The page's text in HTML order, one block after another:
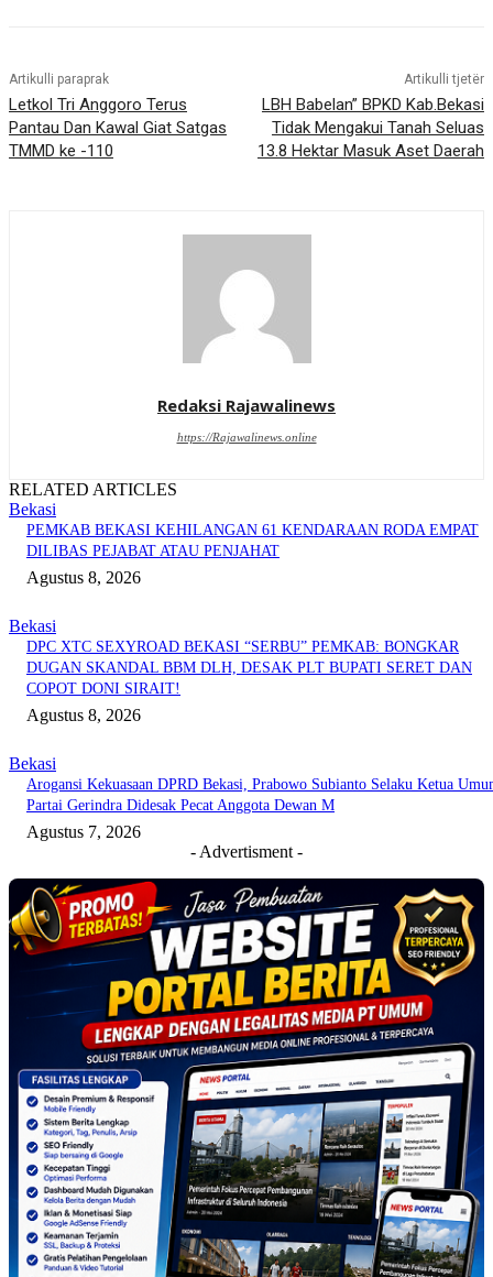
Artikulli paraprak
Letkol Tri Anggoro Terus
Pantau Dan Kawal Giat Satgas
TMMD ke -110
Artikulli tjetër
LBH Babelan” BPKD Kab.Bekasi
Tidak Mengakui Tanah Seluas
13.8 Hektar Masuk Aset Daerah
Redaksi Rajawalinews
https://Rajawalinews.online
RELATED ARTICLES
Bekasi
PEMKAB BEKASI KEHILANGAN 61 KENDARAAN RODA EMPAT
DILIBAS PEJABAT ATAU PENJAHAT
Agustus 8, 2026
Bekasi
DPC XTC SEXYROAD BEKASI “SERBU” PEMKAB: BONGKAR
DUGAN SKANDAL BBM DLH, DESAK PLT BUPATI SERET DAN
COPOT DONI SIRAIT!
Agustus 8, 2026
Bekasi
Arogansi Kekuasaan DPRD Bekasi, Prabowo Subianto Selaku Ketua
Partai Gerindra Didesak Pecat Anggota Dewan M
Agustus 7, 2026
- Advertisment -